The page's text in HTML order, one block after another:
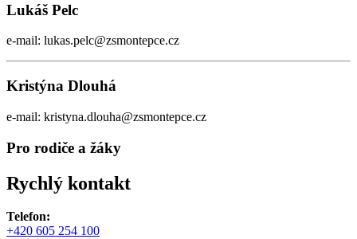
Lukáš Pelc
e-mail: lukas.pelc@zsmontepce.cz
Kristýna Dlouhá
e-mail: kristyna.dlouha@zsmontepce.cz
Pro rodiče a žáky
Rychlý kontakt
Telefon:
+420 605 254 100